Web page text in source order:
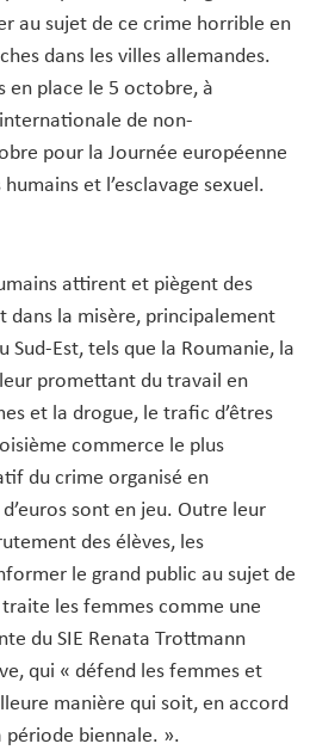
au sujet de ce crime horrible en
dans les villes allemandes.
en place le 5 octobre, à
de non-
pour la Journée européenne
et l’esclavage sexuel.
attirent et piègent des
dans la misère, principalement
Sud-Est, tels que la Roumanie, la
promettant du travail en
et la drogue, le trafic d’êtres
commerce le plus
du crime organisé en
sont en jeu. Outre leur
des élèves, les
le grand public au sujet de
les femmes comme une
du SIE Renata Trottmann
qui « défend les femmes et
manière qui soit, en accord
biennale. ».